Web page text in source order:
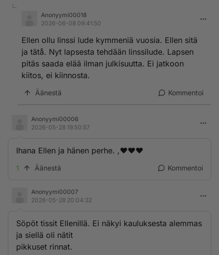
Anonyymi00018
2026-06-08 09:41:50
Ellen ollu linssi lude kymmeniä vuosia. Ellen sitä
ja tätå. Nyt lapsesta tehdään linssilude. Lapsen
pitäs saada elää ilman julkisuutta. Ei jatkoon
kiitos, ei kiinnosta.
Äänestä Kommentoi
Anonyymi00006
2026-05-28 19:50:57
Ihana Ellen ja hänen perhe. ,♥️♥️♥️
1 Äänestä Kommentoi
Anonyymi00007
2026-05-28 20:04:32
Söpöt tissit Ellenillä. Ei näkyi kauluksesta alemmas
ja siellä oli nätit
pikkuset rinnat.